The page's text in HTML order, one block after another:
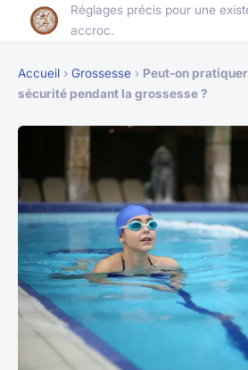
Réglages précis pour une
accroc.
Accueil › Grossesse › Peut-on
sécurité pendant la grossesse ?